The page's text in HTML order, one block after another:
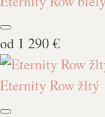
od 1 290 €
Eternity Row žltý